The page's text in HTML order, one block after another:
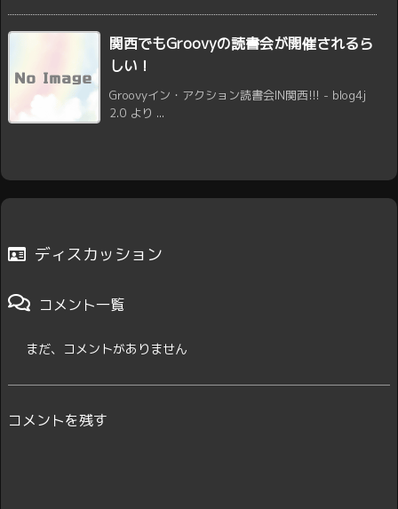
関西でもGroovyの読書会が開催されるら
しい！
Groovyイン・アクション読書会IN関西!!! - blog4j
2.0 より ...
ディスカッション
コメント一覧
まだ、コメントがありません
コメントを残す